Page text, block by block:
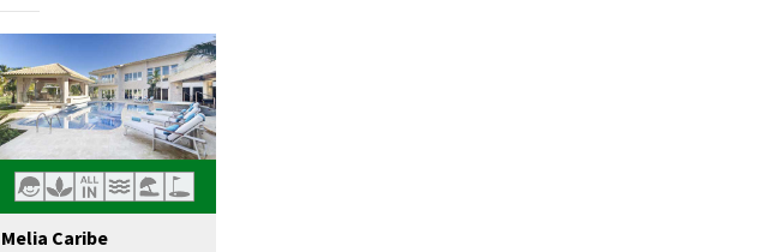
Melia Caribe